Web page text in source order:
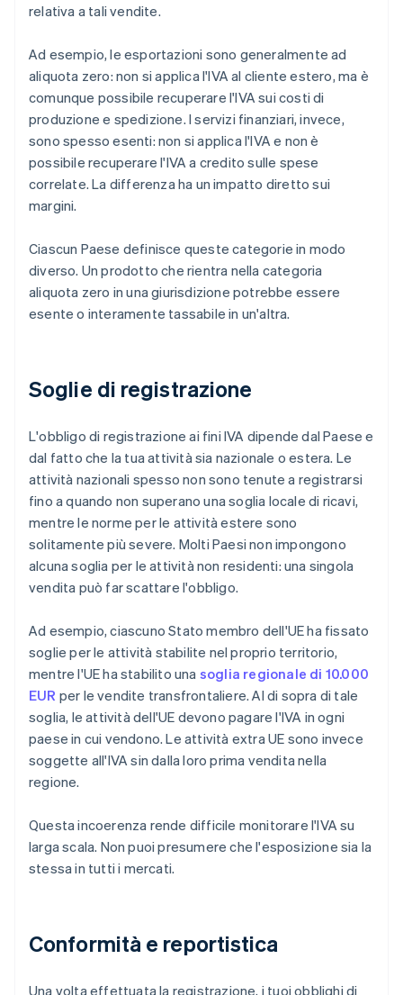
relativa a tali vendite.
Ad esempio, le esportazioni sono generalmente ad
aliquota zero: non si applica l'IVA al cliente estero, ma è
comunque possibile recuperare l'IVA sui costi di
produzione e spedizione. I servizi finanziari, invece,
sono spesso esenti: non si applica l'IVA e non è
possibile recuperare l'IVA a credito sulle spese
correlate. La differenza ha un impatto diretto sui
margini.
Ciascun Paese definisce queste categorie in modo
diverso. Un prodotto che rientra nella categoria
aliquota zero in una giurisdizione potrebbe essere
esente o interamente tassabile in un'altra.
Soglie di registrazione
L'obbligo di registrazione ai fini IVA dipende dal Paese e
dal fatto che la tua attività sia nazionale o estera. Le
attività nazionali spesso non sono tenute a registrarsi
fino a quando non superano una soglia locale di ricavi,
mentre le norme per le attività estere sono
solitamente più severe. Molti Paesi non impongono
alcuna soglia per le attività non residenti: una singola
vendita può far scattare l'obbligo.
Ad esempio, ciascuno Stato membro dell'UE ha fissato
soglie per le attività stabilite nel proprio territorio,
mentre l'UE ha stabilito una soglia regionale di 10.000
EUR per le vendite transfrontaliere. Al di sopra di tale
soglia, le attività dell'UE devono pagare l'IVA in ogni
paese in cui vendono. Le attività extra UE sono invece
soggette all'IVA sin dalla loro prima vendita nella
regione.
Questa incoerenza rende difficile monitorare l'IVA su
larga scala. Non puoi presumere che l'esposizione sia la
stessa in tutti i mercati.
Conformità e reportistica
Una volta effettuata la registrazione, i tuoi obblighi di